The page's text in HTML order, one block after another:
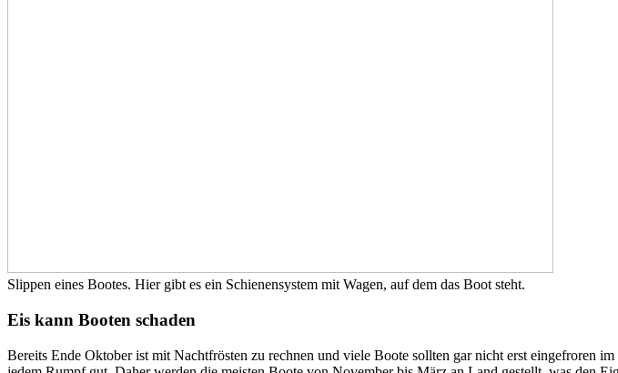
Slippen eines Bootes. Hier gibt es ein Schienensystem mit Wagen, auf dem das Boot steht.
Eis kann Booten schaden
Bereits Ende Oktober ist mit Nachtfrösten zu rechnen und viele Boote sollten gar nicht erst eingefroren